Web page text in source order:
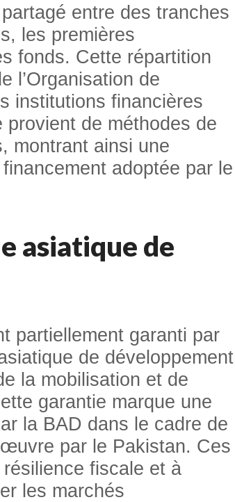
entre des tranches
les premières
fonds. Cette répartition
l’Organisation de
institutions financières
de méthodes de
montrant ainsi une
adoptée par le
asiatique de
partiellement garanti par
de développement
la mobilisation et de
garantie marque une
la BAD dans le cadre de
par le Pakistan. Ces
fiscale et à
les marchés